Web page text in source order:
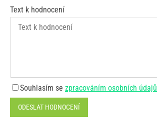
Text k hodnocení
Souhlasím se zpracováním osobních údajů
ODESLAT HODNOCENÍ